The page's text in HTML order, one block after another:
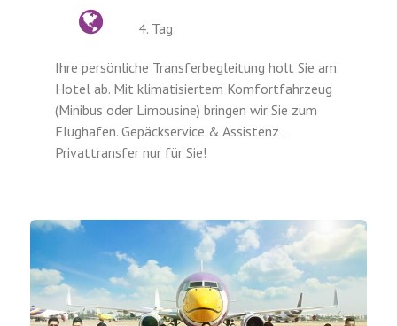
4. Tag:
Ihre persönliche Transferbegleitung holt Sie am
Hotel ab. Mit klimatisiertem Komfortfahrzeug
(Minibus oder Limousine) bringen wir Sie zum
Flughafen. Gepäckservice & Assistenz .
Privattransfer nur für Sie!